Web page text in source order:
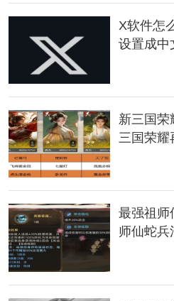
120(总值660)
超级进化后，宝石海星的攻击
在主线及对战中担任多功能输出
二、超级宝石海星获取方法
X软件怎
设置成中
新三国荣
三国荣耀
最强祖师
师仙蛇兵